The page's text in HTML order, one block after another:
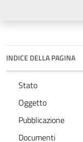
INDICE DELLA PAGINA
Stato
Oggetto
Pubblicazione
Documenti